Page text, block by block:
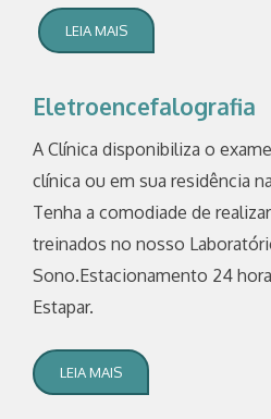
LEIA MAIS
Eletroencefalografia
A Clínica disponibiliza o
clínica ou em sua residência
Tenha a comodiade de
treinados no nosso
Sono.Estacionamento 24
Estapar.
LEIA MAIS